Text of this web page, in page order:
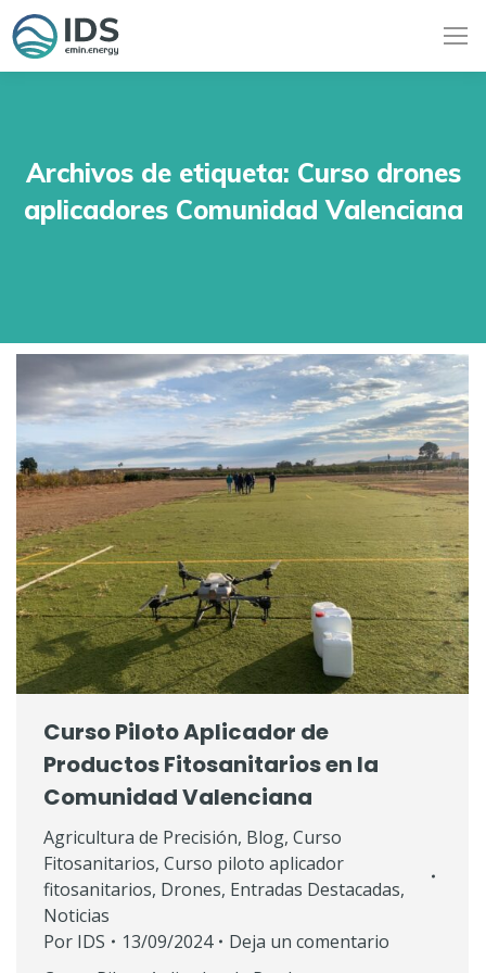
Archivos de etiqueta: Curso drones
aplicadores Comunidad Valenciana
Curso Piloto Aplicador de
Productos Fitosanitarios en la
Comunidad Valenciana
Agricultura de Precisión, Blog, Curso
Fitosanitarios, Curso piloto aplicador
fitosanitarios, Drones, Entradas Destacadas,
Noticias
Por IDS 13/09/2024
Deja un comentario